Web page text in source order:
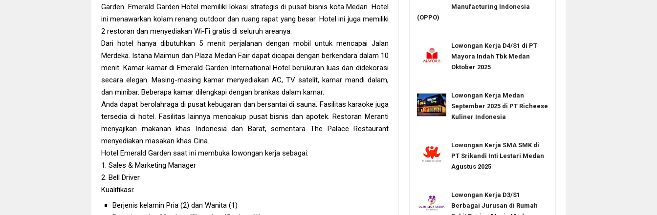
Garden. Emerald Garden Hotel memiliki lokasi strategis di pusat bisnis kota Medan. Hotel
ini menawarkan kolam renang outdoor dan ruang rapat yang besar. Hotel ini juga memiliki
2 restoran dan menyediakan Wi-Fi gratis di seluruh areanya.
Dari hotel hanya dibutuhkan 5 menit perjalanan dengan mobil untuk mencapai Jalan
Merdeka. Istana Maimun dan Plaza Medan Fair dapat dicapai dengan berkendara dalam 10
menit. Kamar-kamar di Emerald Garden International Hotel berukuran luas dan didekorasi
secara elegan. Masing-masing kamar menyediakan AC, TV satelit, kamar mandi dalam,
dan minibar. Beberapa kamar dilengkapi dengan brankas dalam kamar.
Anda dapat berolahraga di pusat kebugaran dan bersantai di sauna. Fasilitas karaoke juga
tersedia di hotel. Fasilitas lainnya mencakup pusat bisnis dan apotek. Restoran Meranti
menyajikan makanan khas Indonesia dan Barat, sementara The Palace Restaurant
menyediakan masakan khas Cina.
Hotel Emerald Garden saat ini membuka lowongan kerja sebagai:
1. Sales & Marketing Manager
2. Bell Driver
Kualifikasi:
Berjenis kelamin Pria (2) dan Wanita (1)
Manufacturing Indonesia
(OPPO)
Lowongan Kerja D4/S1 di PT
Mayora Indah Tbk Medan
Oktober 2025
Lowongan Kerja Medan
September 2025 di PT Richeese
Kuliner Indonesia
Lowongan Kerja SMA SMK di
PT Srikandi Inti Lestari Medan
Agustus 2025
Lowongan Kerja D3/S1
Berbagai Jurusan di Rumah